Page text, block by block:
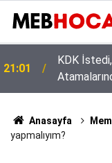
21:01
KDK
Anasayfa
yapmalıyım?